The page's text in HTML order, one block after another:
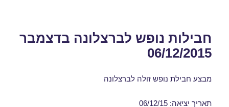
חבילות נופש לברצלונה בדצמבר
06/12/2015
מבצע חבילת נופש זולה לברצלונה
תאריך יציאה: 06/12/15